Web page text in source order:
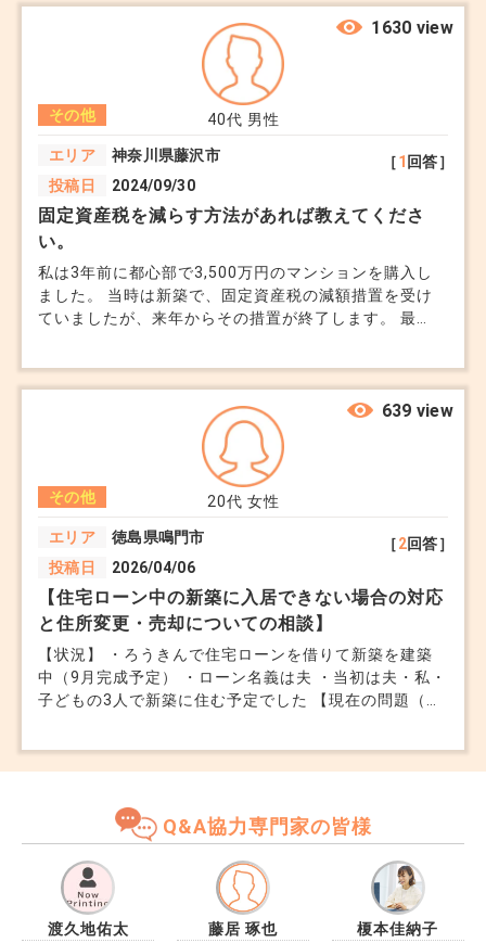
40代 男性
その他
エリア
神奈川県藤沢市
投稿日
2024/09/30
［1回答］
1630 view
固定資産税を減らす方法があれば教えてくださ
い。
私は3年前に都心部で3,500万円のマンションを購入し
ました。 当時は新築で、固定資産税の減額措置を受け
ていましたが、来年からその措置が終了します。 最
却する場合、固定資産税の精算はどうなるのでしょう
か。 ②賃貸に出す場合、固定資産税を家賃に上乗せす
ることは可能でしょうか。 ③マンションを売却して地
方で一戸建てを購入する場合、固定資産税の負担を軽減
する方法はありますか。 また、このマンションには高
齢の母も住んでいます。 母の介護のために、マンショ
ンの一部を改装して介護用設備を設置したのですが、こ
の場合、固定資産税の減額措置はあるのでしょうか。
もし、固定資産税をなるべく減らせる合法的な方法があ
れば教えてください。 よろしくお願いします。
20代 女性
その他
エリア
徳島県鳴門市
投稿日
2026/04/06
［2回答］
639 view
【住宅ローン中の新築に入居できない場合の対応
と住所変更・売却についての相談】
【状況】 ・ろうきんで住宅ローンを借りて新築を建築
中（9月完成予定） ・ローン名義は夫 ・当初は夫・私・
子どもの3人で新築に住む予定でした 【現在の問題（重
です ・そのため、新築に入居せず、すぐに別の場所へ
私・子どもの3人で一緒に移動したい ・住宅ローンと賃
貸で二重支払いになる可能性は理解しています ・でき
るだけ家賃の負担が少ない住居への移住を検討していま
め、入居せず住所変更した場合に契約違反になるのでは
ないか ・住まないと違反になる場合、やむを得ない事
Q&A協力専門家の皆様
渡久地佑太 藤居 琢也 榎本佳納子